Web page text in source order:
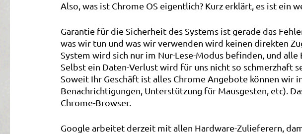
Also, was ist Chrome OS eigentlich? Kurz erklärt, es ist ein
Garantie für die Sicherheit des Systems ist gerade das
was wir tun und was wir verwenden wird keinen direkten
System wird sich nur im Nur-Lese-Modus befinden, und
Selbst ein Daten-Verlust wird für uns nicht so schmerzhaft
Soweit Ihr Geschäft ist alles Chrome Angebote können wir
Benachrichtigungen, Unterstützung für Mausgesten, etc).
Chrome-Browser.
Google arbeitet derzeit mit allen Hardware-Zulieferern,